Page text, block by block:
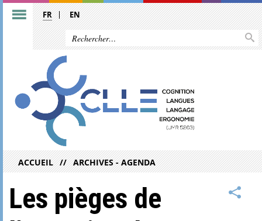
FR EN
ACCUEIL ARCHIVES - AGENDA
Les pièges de